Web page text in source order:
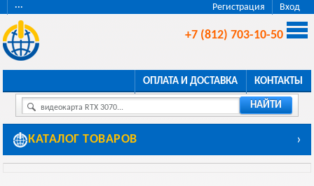
Регистрация Вход
···
+7 (812) 703-10-50
ОПЛАТА И ДОСТАВКА КОНТАКТЫ
видеокарта RTX 3070... НАЙТИ
КАТАЛОГ ТОВАРОВ ›